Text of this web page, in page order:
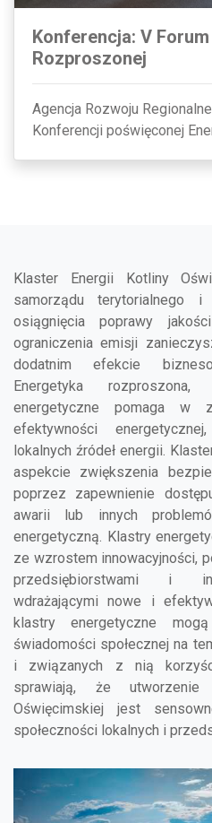
Konferencja: V
Rozproszonej
Agencja Rozwoju
Konferencji poświęconej
Klaster Energii Kotliny
samorządu terytorialnego
osiągnięcia poprawy
ograniczenia emisji
dodatnim efekcie
Energetyka rozproszona,
energetyczne pomaga w
efektywności
lokalnych źródeł energii.
aspekcie zwiększenia
poprzez zapewnienie
awarii lub innych
energetyczną. Klastry
ze wzrostem innowacyjności,
przedsiębiorstwami i
wdrażającymi nowe i
klastry energetyczne
świadomości społecznej na
i związanych z nią
sprawiają, że
Oświęcimskiej jest
społeczności lokalnych i